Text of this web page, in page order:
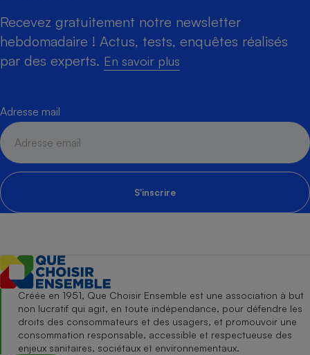
Recevez gratuitement notre newsletter
hebdomadaire ! Actus, tests, enquêtes réalisés
par des experts. En savoir plus
Adresse mail
S'inscrire
Créée en 1951, Que Choisir Ensemble est une association à but
non lucratif qui agit, en toute indépendance, pour défendre les
droits des consommateurs et des usagers, et promouvoir une
consommation responsable, accessible et respectueuse des
enjeux sanitaires, sociétaux et environnementaux.